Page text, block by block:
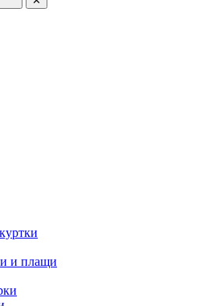
и плащи